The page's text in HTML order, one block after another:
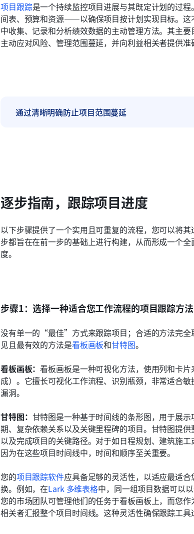
项目跟踪是一个持续监控项目进展与其既定计划的过
间表、预算和资源——以确保项目按计划实现目标。这
中收集、记录和分析绩效数据的主动管理方法。其主
主动应对风险、管理范围蔓延，并向利益相关者提供
通过清晰明确防止项目范围蔓延
逐步指南，跟踪项目进度
以下步骤提供了一个实用且可重复的流程，您可以将
步都旨在在前一步的基础上进行构建，从而形成一个
度。
步骤1：选择一种适合您工作流程的项目跟踪方法
没有单一的“最佳”方式来跟踪项目；合适的方法完全
见且最有效的方法是看板画板和甘特图。
看板画板：看板画板是一种可视化方法，使用列和卡
成）。它擅长可视化工作流程、识别瓶颈，非常适合
漏洞。
甘特图： 甘特图是一种基于时间线的条形图，用于展
期、复杂依赖关系以及关键里程碑的项目。甘特图提
以及完成项目的关键路径。对于如日程规划、建筑施
因为在这些项目时间线中，时间和顺序至关重要。
您的项目跟踪软件应具备足够的灵活性，以适应最适
换。例如，在Lark 多维表格中，同一组项目数据可以
您的市场团队可管理他们的任务于看板画板上，而您
相关者汇报整个项目时间线。这种灵活性确保跟踪工